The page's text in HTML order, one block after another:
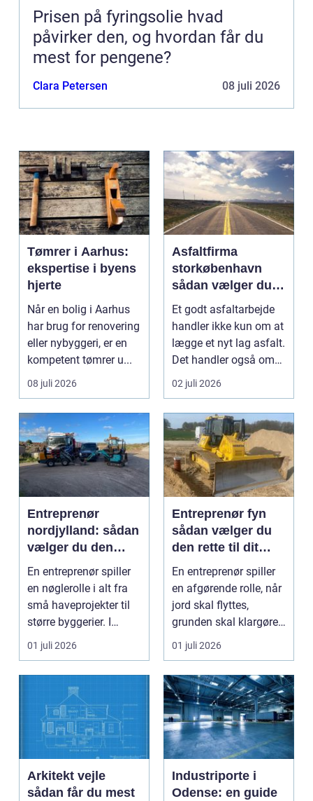
Prisen på fyringsolie hvad
påvirker den, og hvordan får du
mest for pengene?
Clara Petersen 08 juli 2026
Tømrer i Aarhus:
ekspertise i byens
hjerte
Når en bolig i Aarhus
har brug for renovering
eller nybyggeri, er en
kompetent tømrer u...
08 juli 2026
Asfaltfirma
storkøbenhavn
sådan vælger du
den rette
samarbejdspartner
Et godt asfaltarbejde
handler ikke kun om at
lægge et nyt lag asfalt.
Det handler også om
planlægnin...
02 juli 2026
Entreprenør
nordjylland: sådan
vælger du den
rette
samarbejdspartner
til dit byggeri
En entreprenør spiller
en nøglerolle i alt fra
små haveprojekter til
større byggerier. I
Nordjylland...
01 juli 2026
Entreprenør fyn
sådan vælger du
den rette til dit
projekt
En entreprenør spiller
en afgørende rolle, når
jord skal flyttes,
grunden skal klargøres,
eller der ...
01 juli 2026
Arkitekt vejle
sådan får du mest
Industriporte i
Odense: en guide